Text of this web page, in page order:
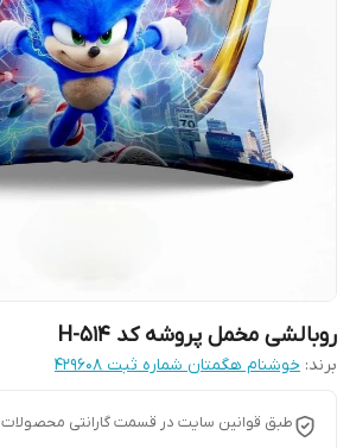
روبالشی مخمل پروشه کد H-514
برند: خوشنام هگمتان شماره ثبت ۴۲۹۶۰۸
طبق قوانین سایت در قسمت گارانتی محصولات